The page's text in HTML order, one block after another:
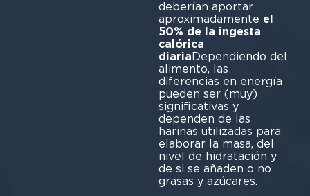
deberían aportar
aproximadamente el
50% de la ingesta
calórica
diariaDependiendo del
alimento, las
diferencias en energía
pueden ser (muy)
significativas y
dependen de las
harinas utilizadas para
elaborar la masa, del
nivel de hidratación y
de si se añaden o no
grasas y azúcares.